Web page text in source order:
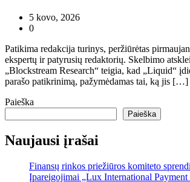
5 kovo, 2026
0
Patikima redakcija turinys, peržiūrėtas
ekspertų ir patyrusių redaktorių. Skelbimo
„Blockstream Research“ teigia, kad „Liquid“
parašo patikrinimą, pažymėdamas tai, ką jis […]
Paieška
Paieška
Naujausi įrašai
Finansų rinkos priežiūros komiteto
Įpareigojimai „Lux International Payment